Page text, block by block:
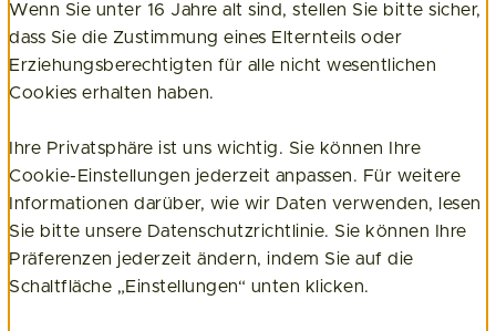
Wenn Sie unter 16 Jahre alt sind, stellen Sie bitte sicher,
dass Sie die Zustimmung eines Elternteils oder
Erziehungsberechtigten für alle nicht wesentlichen
Cookies erhalten haben.
Ihre Privatsphäre ist uns wichtig. Sie können Ihre
Cookie-Einstellungen jederzeit anpassen. Für weitere
Informationen darüber, wie wir Daten verwenden, lesen
Sie bitte unsere Datenschutzrichtlinie. Sie können Ihre
Präferenzen jederzeit ändern, indem Sie auf die
Schaltfläche „Einstellungen“ unten klicken.